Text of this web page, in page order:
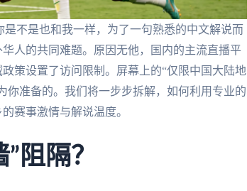
不是也和我一样，为了一句熟悉的中文解说而
人的共同难题。原因无他，国内的主流直播平
策设置了访问限制。屏幕上的“仅限中国大陆地
你准备的。我们将一步步拆解，如何利用专业的
赛事激情与解说温度。
阻隔？